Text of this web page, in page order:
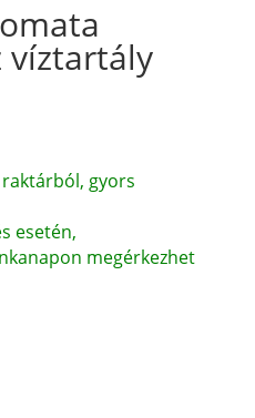
víztartály
gyors
esetén,
megérkezhet